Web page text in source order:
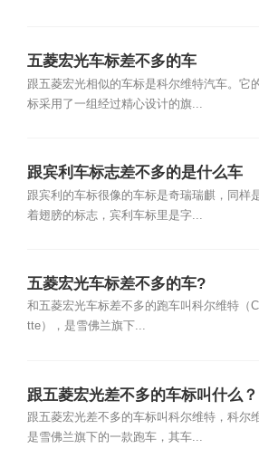
五菱宏光车标差不多的车
跟五菱宏光相似的车标是科尔维特汽车。它
标采用了一组经过精心设计的旗...
跟宾利车标志差不多的是什么车
跟宾利的车标很像的车标是奇瑞瑞麒，同样
着翅膀的标志，宾利车标里是字...
五菱宏光车标差不多的车?
和五菱宏光车标差不多的跑车叫科尔维特（
tte），是雪佛兰旗下...
跟五菱宏光差不多的车标叫什么？
跟五菱宏光差不多的车标叫科尔维特，科尔
是雪佛兰旗下的一款跑车，其车...